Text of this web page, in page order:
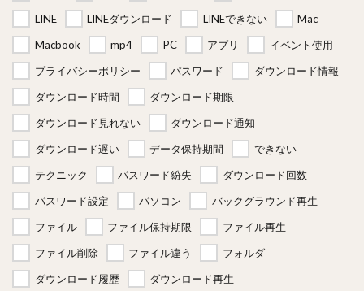
LINE
LINEダウンロード LINEできない
Mac
Macbook
mp4 PC アプリ
イベント使用
プライバシーポリシー
パスワード
ダウンロード情報
ダウンロード時間
ダウンロード期限
ダウンロード見れない
ダウンロード通知
ダウンロード遅い
データ保持期間
できない
テクニック
パスワード紛失
ダウンロード回数
パスワード設定
パソコン
バックグラウンド再生
ファイル
ファイル保持期限
ファイル再生
ファイル削除
ファイル違う
フォルダ
ダウンロード履歴
ダウンロード再生